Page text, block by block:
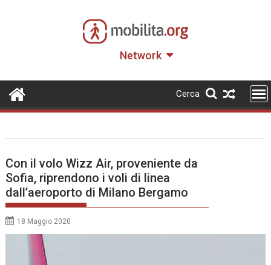
Network
Cerca
Con il volo Wizz Air, proveniente da
Sofia, riprendono i voli di linea
dall’aeroporto di Milano Bergamo
18 Maggio 2020